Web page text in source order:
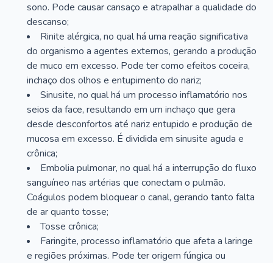
sono. Pode causar cansaço e atrapalhar a qualidade do
descanso;
Rinite alérgica, no qual há uma reação significativa
do organismo a agentes externos, gerando a produção
de muco em excesso. Pode ter como efeitos coceira,
inchaço dos olhos e entupimento do nariz;
Sinusite, no qual há um processo inflamatório nos
seios da face, resultando em um inchaço que gera
desde desconfortos até nariz entupido e produção de
mucosa em excesso. É dividida em sinusite aguda e
crônica;
Embolia pulmonar, no qual há a interrupção do fluxo
sanguíneo nas artérias que conectam o pulmão.
Coágulos podem bloquear o canal, gerando tanto falta
de ar quanto tosse;
Tosse crônica;
Faringite, processo inflamatório que afeta a laringe
e regiões próximas. Pode ter origem fúngica ou